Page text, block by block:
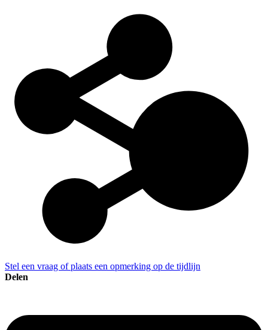
Stel een vraag of plaats een opmerking op de tijdlijn
Delen